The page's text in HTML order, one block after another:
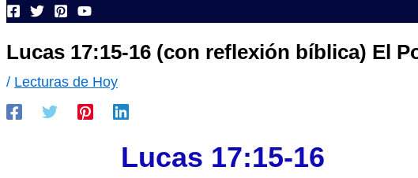
Lucas 17:15-16 (con reflexión bíblica) El
/ Lecturas de Hoy
Lucas 17:15-16